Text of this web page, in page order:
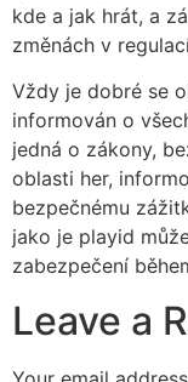
kde a jak hrát, a
změnách v
Vždy je dobré se
informován o
jedná o zákony,
oblasti her,
bezpečnému
jako je playid
zabezpečení
Leave a